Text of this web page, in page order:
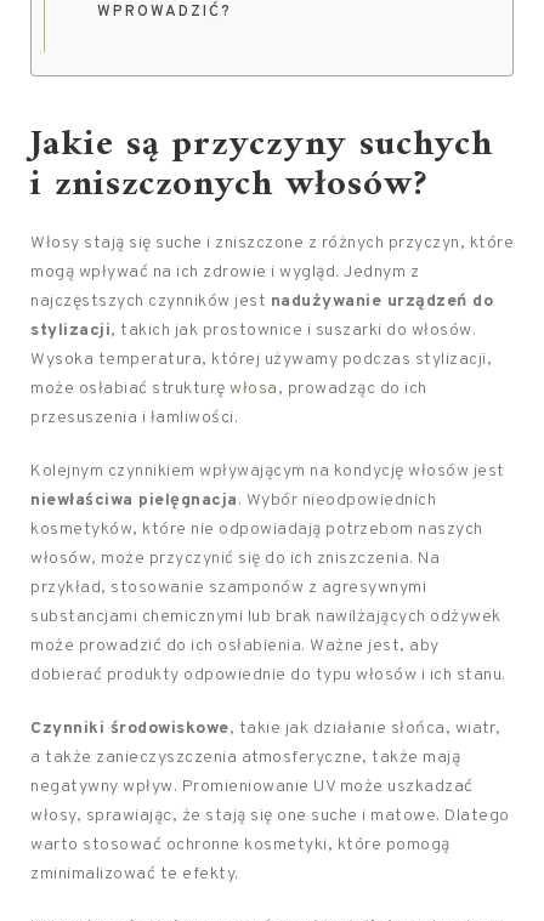
WPROWADZIĆ?
Jakie są przyczyny suchych
i zniszczonych włosów?
Włosy stają się suche i zniszczone z różnych przyczyn, które
mogą wpływać na ich zdrowie i wygląd. Jednym z
najczęstszych czynników jest nadużywanie urządzeń do
stylizacji, takich jak prostownice i suszarki do włosów.
Wysoka temperatura, której używamy podczas stylizacji,
może osłabiać strukturę włosa, prowadząc do ich
przesuszenia i łamliwości.
Kolejnym czynnikiem wpływającym na kondycję włosów jest
niewłaściwa pielęgnacja. Wybór nieodpowiednich
kosmetyków, które nie odpowiadają potrzebom naszych
włosów, może przyczynić się do ich zniszczenia. Na
przykład, stosowanie szamponów z agresywnymi
substancjami chemicznymi lub brak nawilżających odżywek
może prowadzić do ich osłabienia. Ważne jest, aby
dobierać produkty odpowiednie do typu włosów i ich stanu.
Czynniki środowiskowe, takie jak działanie słońca, wiatr,
a także zanieczyszczenia atmosferyczne, także mają
negatywny wpływ. Promieniowanie UV może uszkadzać
włosy, sprawiając, że stają się one suche i matowe. Dlatego
warto stosować ochronne kosmetyki, które pomogą
zminimalizować te efekty.